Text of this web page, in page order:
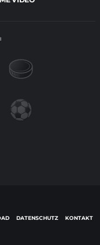
DATENSCHUTZ
KONTAKT